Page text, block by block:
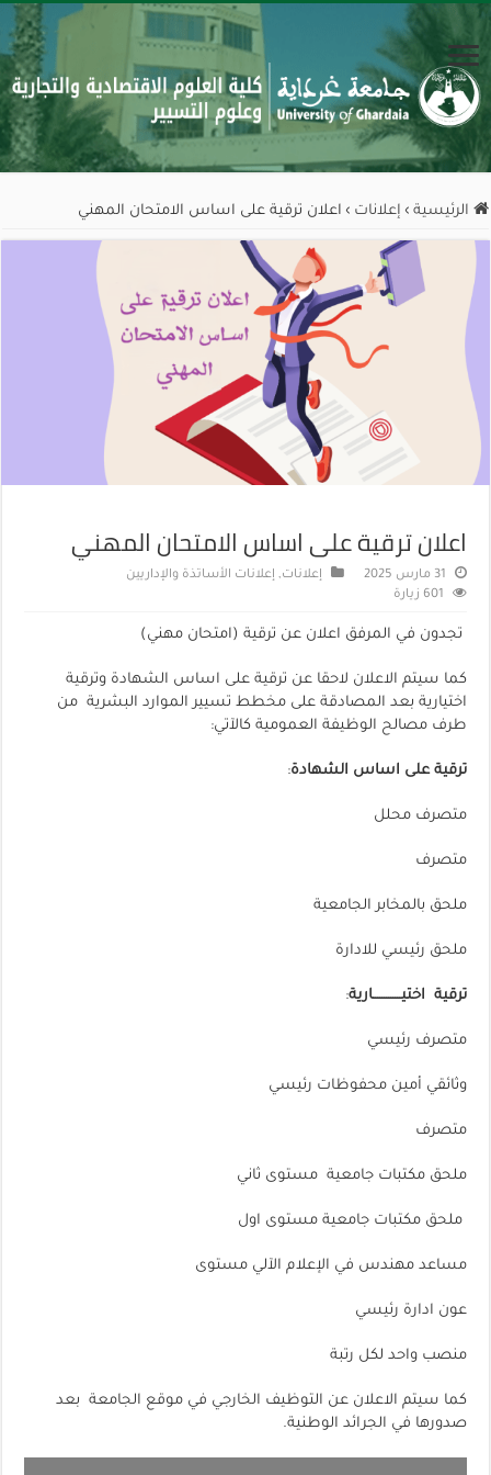
الرئيسية › إعلانات › اعلان ترقية على اساس الامتحان المهني‎
اعلان ترقية على اساس الامتحان المهني‎
31 مارس 2025 إعلانات, إعلانات الأساتذة والإداريين
601 زيارة
تجدون في المرفق اعلان عن ترقية (امتحان مهني)
كما سيتم الاعلان لاحقا عن ترقية على اساس الشهادة وترقية
اختيارية بعد المصادقة على مخطط تسيير الموارد البشرية من
طرف مصالح الوظيفة العمومية كالآتي:
ترقية على اساس الشهادة:
متصرف محلل
متصرف
ملحق بالمخابر الجامعية
ملحق رئيسي للادارة
ترقية اختيـــــــــــــارية:
متصرف رئيسي
وثائقي أمين محفوظات رئيسي
متصرف
ملحق مكتبات جامعية مستوى ثاني
ملحق مكتبات جامعية مستوى اول
مساعد مهندس في الإعلام الآلي مستوى
عون ادارة رئيسي
منصب واحد لكل رتبة
كما سيتم الاعلان عن التوظيف الخارجي في موقع الجامعة بعد
صدورها في الجرائد الوطنية.